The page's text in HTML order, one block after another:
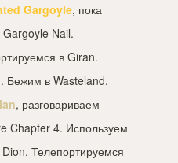
Gargoyle, пока
Nail.
в Giran.
Бежим в Wasteland.
, разговариваем
Chapter 4. Используем
Телепортируемся